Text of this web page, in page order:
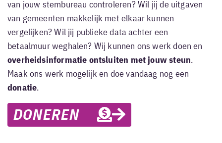
van jouw stembureau controleren? Wil jij de uitgaven
van gemeenten makkelijk met elkaar kunnen
vergelijken? Wil jij publieke data achter een
betaalmuur weghalen? Wij kunnen ons werk doen en
overheidsinformatie ontsluiten met jouw steun.
Maak ons werk mogelijk en doe vandaag nog een
donatie.
DONEREN